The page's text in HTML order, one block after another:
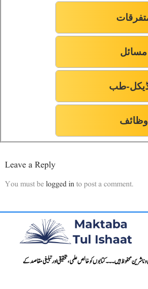
مسائل
طب
وظائف
Leave a Reply
You must belogged into post a comment.
محفوظ ہیں۔۔۔ کتابوں کو خالص علمی، تحقیقی اور تبلیغی مقاصد کے